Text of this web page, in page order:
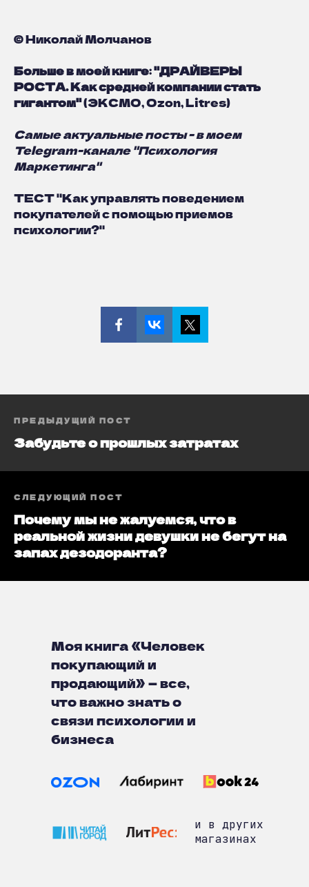
© Николай Молчанов
Больше в моей книге:"ДРАЙВЕРЫ
РОСТА. Как средней компании стать
гигантом"(ЭКСМО,Ozon,Litres)
Самые актуальные посты - в моем
Telegram-канале "Психология
Маркетинга"
ТЕСТ"Как управлять поведением
покупателей с помощью приемов
психологии?"
ПРЕДЫДУЩИЙ ПОСТ
Забудьте о прошлых затратах
СЛЕДУЮЩИЙ ПОСТ
Почему мы не жалуемся, что в
реальной жизни девушки не бегут на
запах дезодоранта?
Моя книга «Человек
покупающий и
продающий» — все,
что важно знать о
связи психологии и
бизнеса
и в других
магазинах